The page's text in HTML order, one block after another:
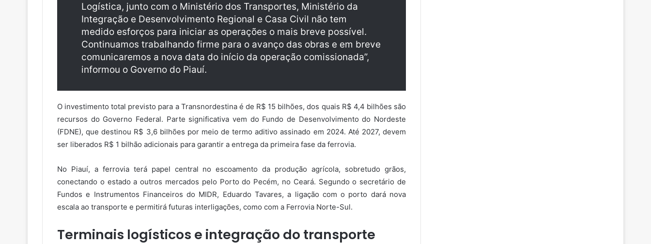
Logística, junto com o Ministério dos Transportes, Ministério da
Integração e Desenvolvimento Regional e Casa Civil não tem
medido esforços para iniciar as operações o mais breve possível.
Continuamos trabalhando firme para o avanço das obras e em breve
comunicaremos a nova data do início da operação comissionada”,
informou o Governo do Piauí.
O investimento total previsto para a Transnordestina é de R$ 15 bilhões, dos quais R$ 4,4 bilhões são
recursos do Governo Federal. Parte significativa vem do Fundo de Desenvolvimento do Nordeste
(FDNE), que destinou R$ 3,6 bilhões por meio de termo aditivo assinado em 2024. Até 2027, devem
ser liberados R$ 1 bilhão adicionais para garantir a entrega da primeira fase da ferrovia.
No Piauí, a ferrovia terá papel central no escoamento da produção agrícola, sobretudo grãos,
conectando o estado a outros mercados pelo Porto do Pecém, no Ceará. Segundo o secretário de
Fundos e Instrumentos Financeiros do MIDR, Eduardo Tavares, a ligação com o porto dará nova
escala ao transporte e permitirá futuras interligações, como com a Ferrovia Norte-Sul.
Terminais logísticos e integração do transporte